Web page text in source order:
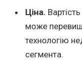
Ціна.
може
технологію
сегмента.